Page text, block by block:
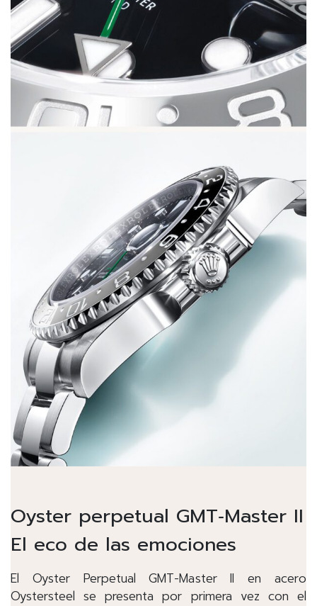
Oyster perpetual GMT‑Master II
El eco de las emociones
El Oyster Perpetual GMT-Master II en acero
Oystersteel se presenta por primera vez con el